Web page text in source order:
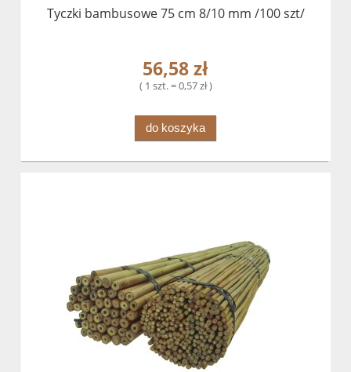
Tyczki bambusowe 75 cm 8/10 mm /100 szt/
56,58 zł
( 1 szt. = 0,57 zł )
do koszyka